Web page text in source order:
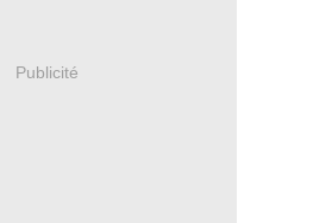
Publicité